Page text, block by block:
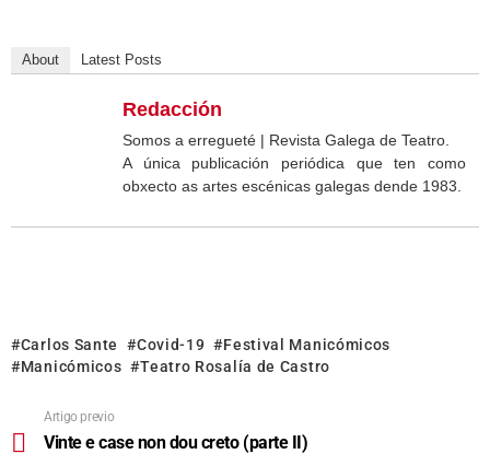
About Latest Posts
Redacción
Somos a erregueté | Revista Galega de Teatro.
A única publicación periódica que ten como
obxecto as artes escénicas galegas dende 1983.
Carlos Sante Covid-19
Festival Manicómicos
Manicómicos
Teatro Rosalía de Castro
Artigo previo
Vinte e case non dou creto (parte II)